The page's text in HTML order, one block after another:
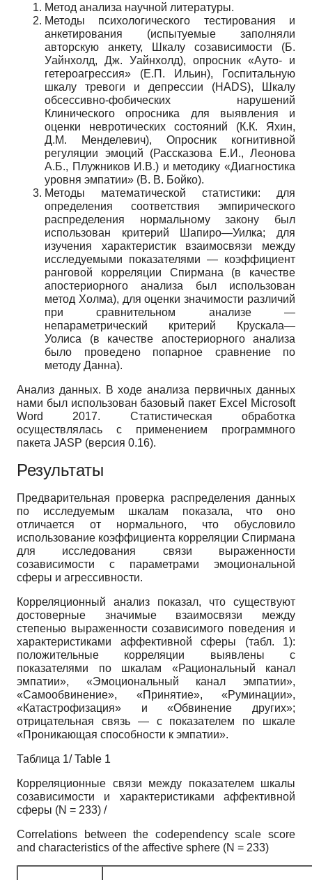
Метод анализа научной литературы.
Методы психологического тестирования и
анкетирования (испытуемые заполняли
авторскую анкету, Шкалу созависимости (Б.
Уайнхолд, Дж. Уайнхолд), опросник «Ауто- и
гетероагрессия» (Е.П. Ильин), Госпитальную
шкалу тревоги и депрессии (HADS), Шкалу
обсессивно-фобических нарушений
Клинического опросника для выявления и
оценки невротических состояний (К.К. Яхин,
Д.М. Менделевич), Опросник когнитивной
регуляции эмоций (Рассказова Е.И., Леонова
А.Б., Плужников И.В.) и методику «Диагностика
уровня эмпатии» (В. В. Бойко).
Методы математической статистики: для
определения соответствия эмпирического
распределения нормальному закону был
использован критерий Шапиро—Уилка; для
изучения характеристик взаимосвязи между
исследуемыми показателями — коэффициент
ранговой корреляции Спирмана (в качестве
апостериорного анализа был использован
метод Холма), для оценки значимости различий
при сравнительном анализе —
непараметрический критерий Крускала—
Уолиса (в качестве апостериорного анализа
было проведено попарное сравнение по
методу Данна).
Анализ данных. В ходе анализа первичных данных
нами был использован базовый пакет Excel Microsoft
Word 2017. Статистическая обработка
осуществлялась с применением программного
пакета JASP (версия 0.16).
Результаты
Предварительная проверка распределения данных
по исследуемым шкалам показала, что оно
отличается от нормального, что обусловило
использование коэффициента корреляции Спирмана
для исследования связи выраженности
созависимости с параметрами эмоциональной
сферы и агрессивности.
Корреляционный анализ показал, что существуют
достоверные значимые взаимосвязи между
степенью выраженности созависимого поведения и
характеристиками аффективной сферы (табл. 1):
положительные корреляции выявлены с
показателями по шкалам «Рациональный канал
эмпатии», «Эмоциональный канал эмпатии»,
«Самообвинение», «Принятие», «Руминации»,
«Катастрофизация» и «Обвинение других»;
отрицательная связь — с показателем по шкале
«Проникающая способности к эмпатии».
Таблица 1/ Table 1
Корреляционные связи между показателем шкалы
созависимости и характеристиками аффективной
сферы (N = 233) /
Correlations between the codependency scale score
and characteristics of the affective sphere (N = 233)